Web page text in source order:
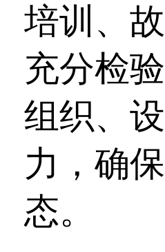
培训、
充分检
组织、
力，确
态。